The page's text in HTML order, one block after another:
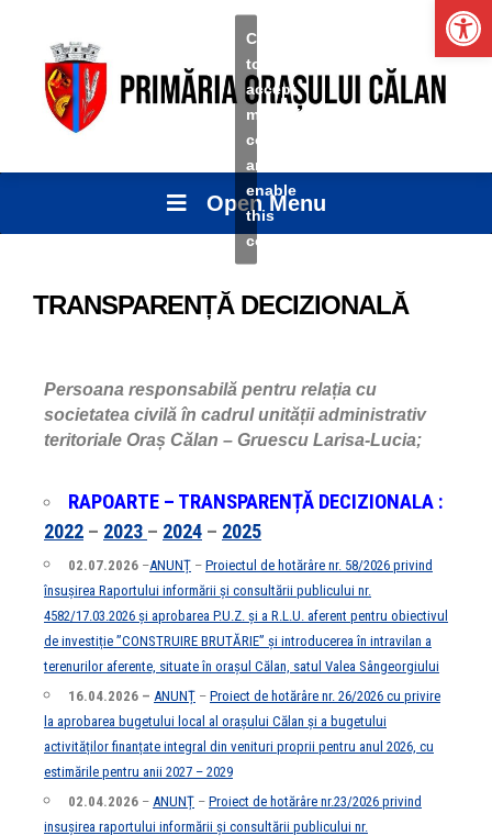
Click
to
accept
marketing
cookies
and
enable
this
content
Open Menu
TRANSPARENȚĂ DECIZIONALĂ
Persoana responsabilă pentru relația cu
societatea civilă în cadrul unității administrativ
teritoriale Oraș Călan – Gruescu Larisa-Lucia;
RAPOARTE – TRANSPARENȚĂ DECIZIONALA :
2022 – 2023 – 2024 – 2025
02.07.2026 –ANUNȚ – Proiectul de hotărâre nr. 58/2026 privind
însușirea Raportului informării și consultării publicului nr.
4582/17.03.2026 și aprobarea P.U.Z. și a R.L.U. aferent pentru obiectivul
de investiție ”CONSTRUIRE BRUTĂRIE” și introducerea în intravilan a
terenurilor aferente, situate în orașul Călan, satul Valea Sângeorgiului
16.04.2026 – ANUNȚ – Proiect de hotărâre nr. 26/2026 cu privire
la aprobarea bugetului local al orașului Călan și a bugetului
activităților finanțate integral din venituri proprii pentru anul 2026, cu
estimările pentru anii 2027 – 2029
02.04.2026 – ANUNȚ – Proiect de hotărâre nr.23/2026 privind
insușirea raportului informării și consultării publicului nr.